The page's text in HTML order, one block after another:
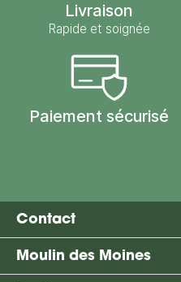
Livraison
Rapide et soignée
Paiement sécurisé
Contact
Moulin des Moines